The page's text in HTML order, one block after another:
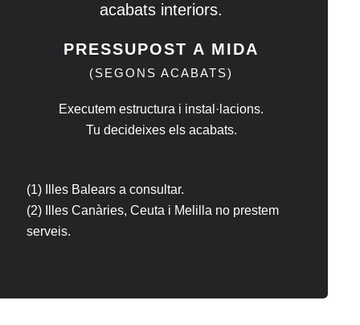
acabats interiors.
PRESSUPOST A MIDA
(SEGONS ACABATS)
Executem estructura i instal·lacions.
Tu decideixes els acabats.
(1) Illes Balears a consultar.
(2) Illes Canàries, Ceuta i Melilla no prestem
serveis.